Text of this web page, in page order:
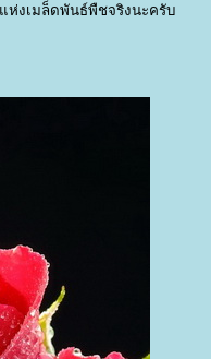
ห่งเมล็ดพันธ์พืชจริงนะครับ